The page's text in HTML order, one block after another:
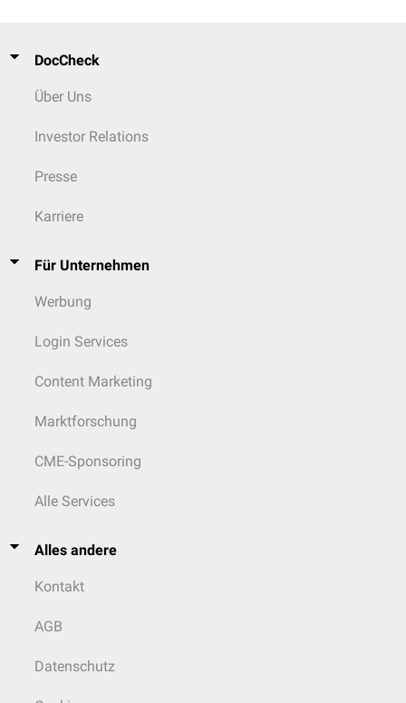
DocCheck
Über Uns
Investor Relations
Presse
Karriere
Für Unternehmen
Werbung
Login Services
Content Marketing
Marktforschung
CME-Sponsoring
Alle Services
Alles andere
Kontakt
AGB
Datenschutz